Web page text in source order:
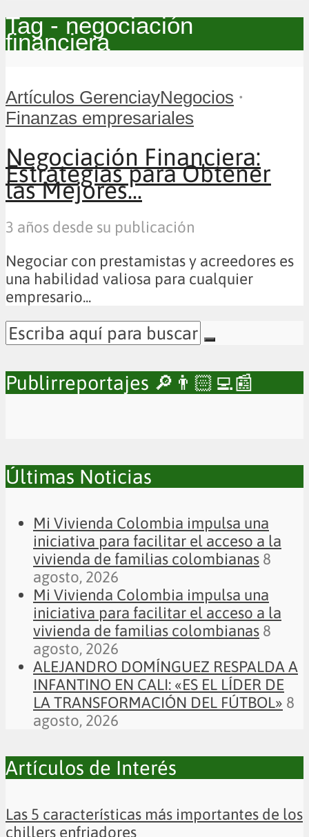
Tag - negociación
financiera
Artículos GerenciayNegocios •
Finanzas empresariales
Negociación Financiera:
Estrategias para Obtener
las Mejores...
3 años desde su publicación
Negociar con prestamistas y acreedores es
una habilidad valiosa para cualquier
empresario...
Publirreportajes 🔎👨🏻‍💻📰
Últimas Noticias
Mi Vivienda Colombia impulsa una
iniciativa para facilitar el acceso a la
vivienda de familias colombianas 8
agosto, 2026
Mi Vivienda Colombia impulsa una
iniciativa para facilitar el acceso a la
vivienda de familias colombianas 8
agosto, 2026
ALEJANDRO DOMÍNGUEZ RESPALDA A
INFANTINO EN CALI: «ES EL LÍDER DE
LA TRANSFORMACIÓN DEL FÚTBOL» 8
agosto, 2026
Artículos de Interés
Las 5 características más importantes de los
chillers enfriadores